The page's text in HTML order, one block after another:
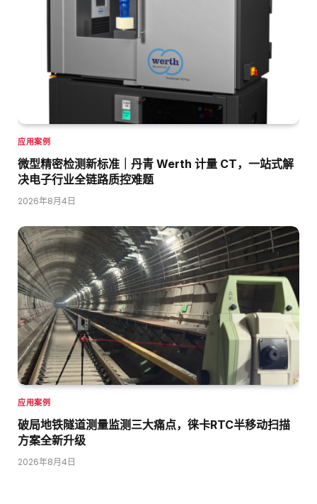
应用案例
微型精密检测新标准｜丹青 Werth 计量 CT，一站式解
决电子行业全链路质控难题
2026年8月4日
应用案例
破局地铁隧道测量监测三大痛点，徕卡RTC半移动扫描
方案全新升级
2026年8月4日